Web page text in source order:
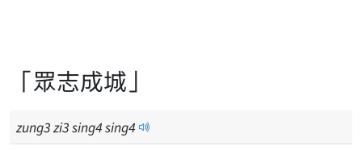
「眾志成城」
zung3zi3sing4sing4